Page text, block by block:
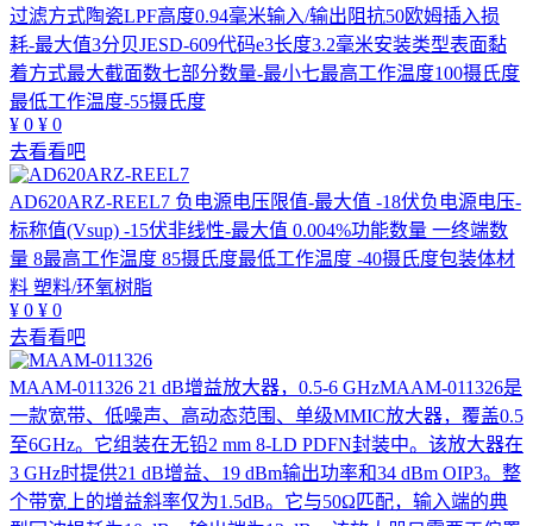
过滤方式陶瓷LPF高度0.94毫米输入/输出阻抗50欧姆插入损
耗-最大值3分贝JESD-609代码e3长度3.2毫米安装类型表面黏
着方式最大截面数七部分数量-最小七最高工作温度100摄氏度
最低工作温度-55摄氏度
¥ 0 ¥ 0
去看看吧
AD620ARZ-REEL7 负电源电压限值-最大值 -18伏负电源电压-
标称值(Vsup) -15伏非线性-最大值 0.004%功能数量 一终端数
量 8最高工作温度 85摄氏度最低工作温度 -40摄氏度包装体材
料 塑料/环氧树脂
¥ 0 ¥ 0
去看看吧
MAAM-011326 21 dB增益放大器，0.5-6 GHzMAAM-011326是
一款宽带、低噪声、高动态范围、单级MMIC放大器，覆盖0.5
至6GHz。它组装在无铅2 mm 8-LD PDFN封装中。该放大器在
3 GHz时提供21 dB增益、19 dBm输出功率和34 dBm OIP3。整
个带宽上的增益斜率仅为1.5dB。它与50Ω匹配，输入端的典